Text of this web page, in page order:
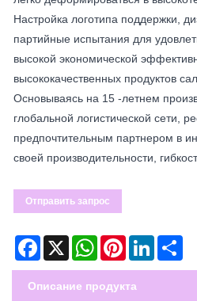
Настройка логотипа поддержки,
партийные испытания для
высокой экономической
высококачественных продуктов
Основываясь на 15 -летнем
глобальной логистической сети,
предпочтительным партнером в
своей производительности,
Отправить запрос
Facebook
X WhatsAppPinterestLinkedIn
Описание продукта